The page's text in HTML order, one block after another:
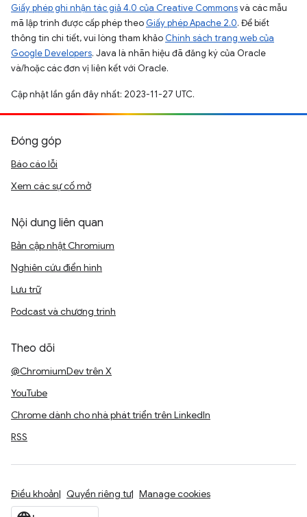
Giấy phép ghi nhận tác giả 4.0 của Creative Commonsvà các mẫu
mã lập trình được cấp phép theo Giấy phép Apache 2.0. Để biết
thông tin chi tiết, vui lòng tham khảo Chính sách trang web của
Google Developers. Java là nhãn hiệu đã đăng ký của Oracle
và/hoặc các đơn vị liên kết với Oracle.
Cập nhật lần gần đây nhất: 2023-11-27 UTC.
Đóng góp
Báo cáo lỗi
Xem các sự cố mở
Nội dung liên quan
Bản cập nhật Chromium
Nghiên cứu điển hình
Lưu trữ
Podcast và chương trình
Theo dõi
@ChromiumDev trên X
YouTube
Chrome dành cho nhà phát triển trên LinkedIn
RSS
Điều khoản Quyền riêng tư Manage cookies